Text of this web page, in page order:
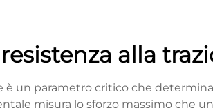
resistenza alla
è un parametro critico che
misura lo sforzo massimo che